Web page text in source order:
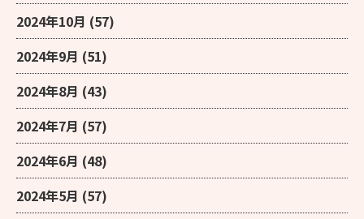
2024年10月 (57)
2024年9月 (51)
2024年8月 (43)
2024年7月 (57)
2024年6月 (48)
2024年5月 (57)